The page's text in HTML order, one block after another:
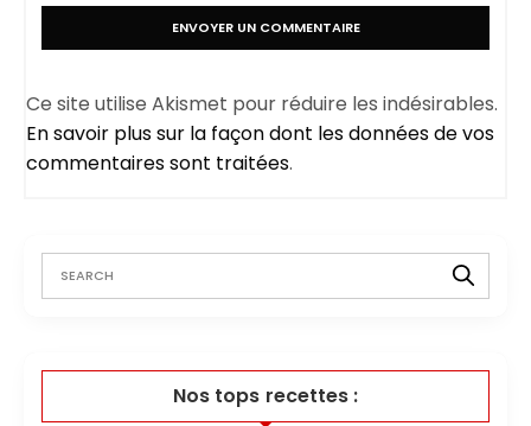
Ce site utilise Akismet pour réduire les indésirables.
En savoir plus sur la façon dont les données de vos
commentaires sont traitées.
Nos tops recettes :